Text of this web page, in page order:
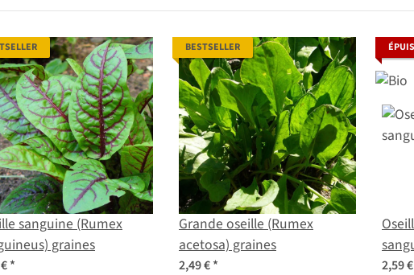
sanguine (Rumex
graines
*
BESTSELLER
Grande oseille (Rumex
acetosa) graines
2,49 €* 2,59